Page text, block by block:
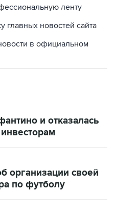
ленту
главных новостей сайта
в официальном
и отказалась
организации своей
по футболу